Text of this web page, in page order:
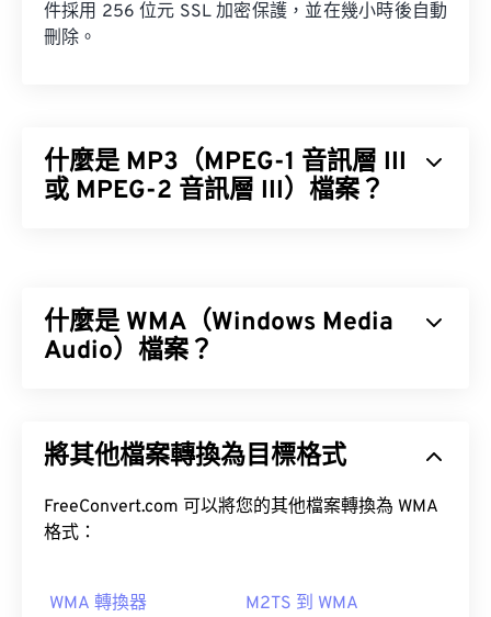
件採用 256 位元 SSL 加密保護，並在幾小時後自動
刪除。
什麼是 MP3（MPEG-1 音訊層 III
或 MPEG-2 音訊層 III）檔案？
費者最常用的音訊檔案格式。由於其體積小、音質尚
可接受，MP3 檔案易於儲存和共享，因此被廣泛使
如何開啟 MP3 檔案？
由於 MP3 檔案非常普及，大多數主流音訊播放程式
都支援它們。
什麼是 WMA（Windows Media
Audio）檔案？
編解碼器，也是一種音訊格式。自 1999 年誕生以
Pro、WMA Voice。
Windows Media
將其他檔案轉換為目標格式
FreeConvert.com 可以將您的其他檔案轉換為 WMA
格式：
WMA 轉換器 M2TS 到 WMA